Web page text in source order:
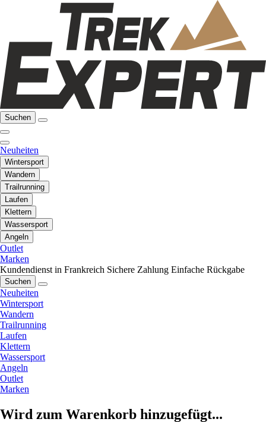
Suchen
Neuheiten
Wintersport
Wandern
Trailrunning
Laufen
Klettern
Wassersport
Angeln
Outlet
Marken
Kundendienst in Frankreich Sichere Zahlung Einfache Rückgabe
Suchen
Neuheiten
Wintersport
Wandern
Trailrunning
Laufen
Klettern
Wassersport
Angeln
Outlet
Marken
Wird zum Warenkorb hinzugefügt...